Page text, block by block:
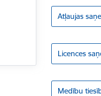
Atļaujas
Licences
Medību